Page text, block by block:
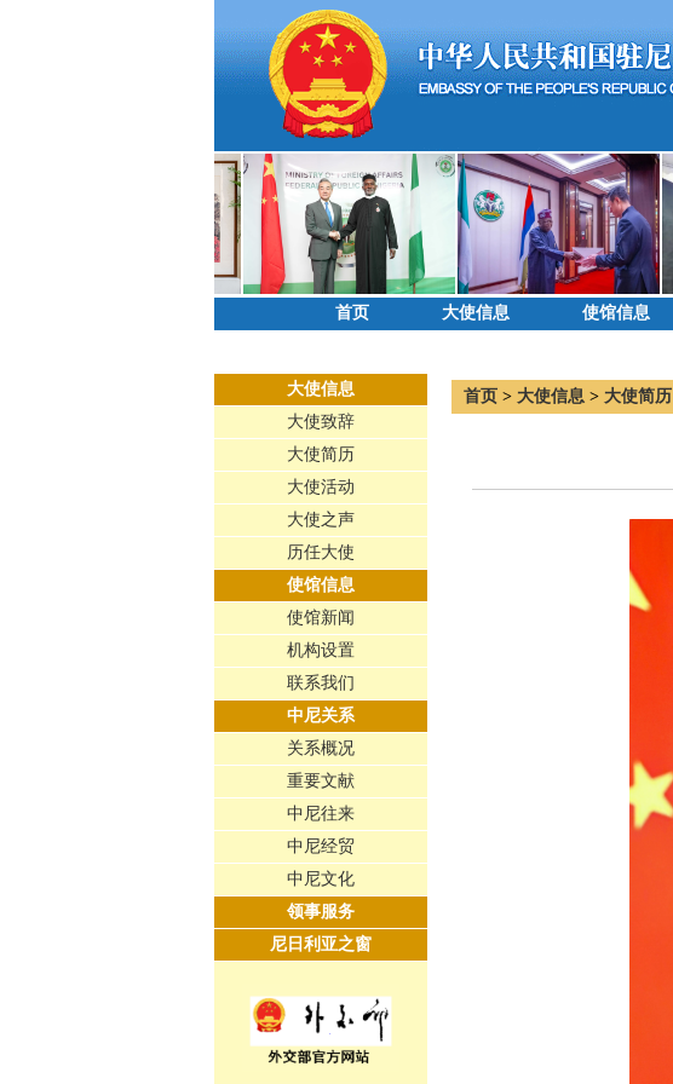
首页 大使信息 使馆信息
大使信息
大使致辞
大使简历
大使活动
大使之声
历任大使
使馆信息
使馆新闻
机构设置
联系我们
中尼关系
关系概况
重要文献
中尼往来
中尼经贸
中尼文化
领事服务
尼日利亚之窗
首页> 大使信息> 大使简历